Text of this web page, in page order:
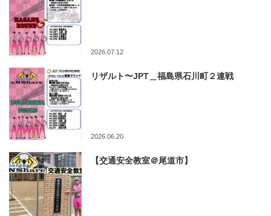
2026.07.12
リザルト〜JPT＿福島県石川町２連戦
2026.06.20
【交通安全教室＠尾道市】